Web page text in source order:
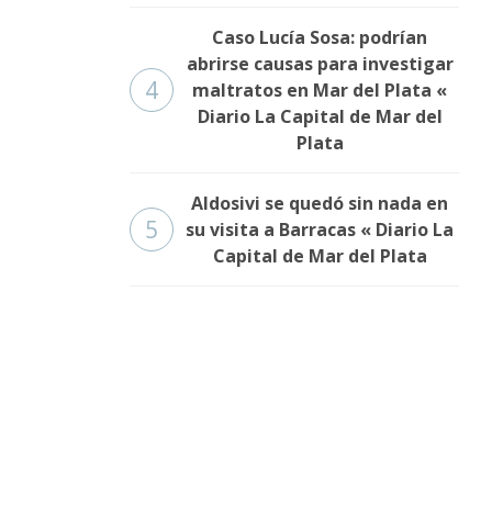
4
Caso Lucía Sosa: podrían
abrirse causas para investigar
maltratos en Mar del Plata «
Diario La Capital de Mar del
Plata
5
Aldosivi se quedó sin nada en
su visita a Barracas « Diario La
Capital de Mar del Plata